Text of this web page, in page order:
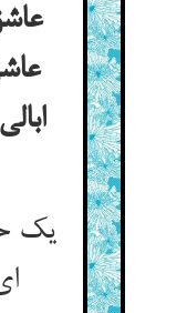
یک